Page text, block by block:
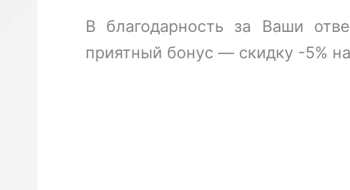
В благодарность за Ваши
приятный бонус — скидку -5%